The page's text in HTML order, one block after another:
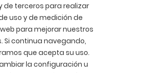
de terceros para realizar
uso y de medición de
para mejorar nuestros
Si continua navegando,
que acepta su uso.
la configuración u
AVISO LEGAL